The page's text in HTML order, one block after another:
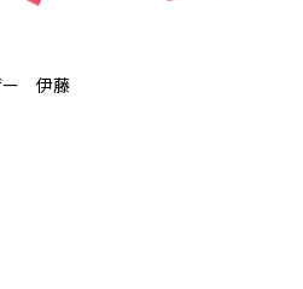
ー 伊藤